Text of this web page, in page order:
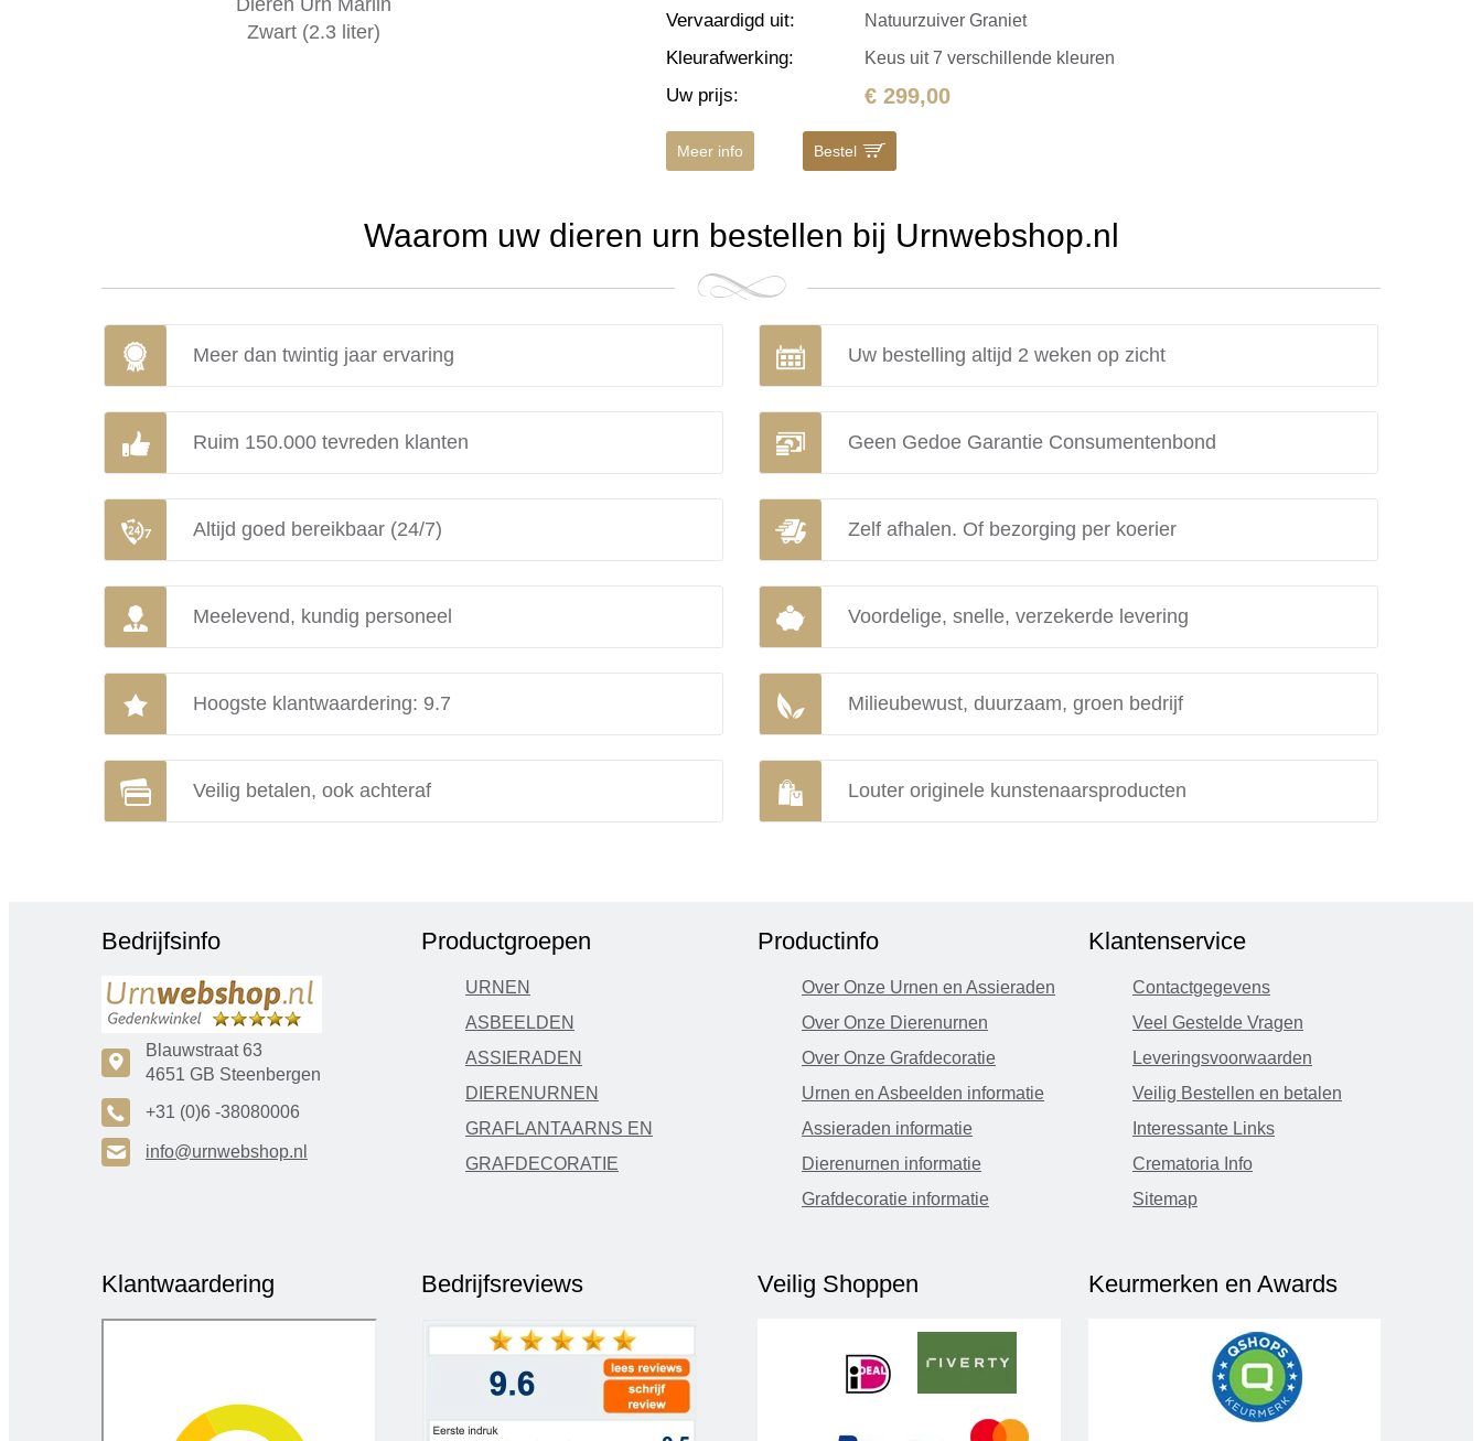
Vervaardigd uit: Natuurzuiver Graniet
Kleurafwerking: Keus uit 7 verschillende kleuren
Uw prijs: € 299,00
Meer info Bestel
Waarom uw dieren urn bestellen bij Urnwebshop.nl
Meer dan twintig jaar ervaring Uw bestelling altijd 2 weken op zicht
Ruim 150.000 tevreden klanten Geen Gedoe Garantie Consumentenbond
Altijd goed bereikbaar (24/7) Zelf afhalen. Of bezorging per koerier
Meelevend, kundig personeel Voordelige, snelle, verzekerde levering
Hoogste klantwaardering: 9.7 Milieubewust, duurzaam, groen bedrijf
Veilig betalen, ook achteraf Louter originele kunstenaarsproducten
Bedrijfsinfo
c
Blauwstraat 63
4651 GB Steenbergen
A +31 (0)6 -38080006
H info@urnwebshop.nl
Productgroepen
URNEN
ASBEELDEN
ASSIERADEN
DIERENURNEN
GRAFLANTAARNS EN
GRAFDECORATIE
Productinfo
Over Onze Urnen en Assieraden
Over Onze Dierenurnen
Over Onze Grafdecoratie
Urnen en Asbeelden informatie
Assieraden informatie
Dierenurnen informatie
Grafdecoratie informatie
Klantenservice
Contactgegevens
Veel Gestelde Vragen
Leveringsvoorwaarden
Veilig Bestellen en betalen
Interessante Links
Crematoria Info
Sitemap
Klantwaardering Bedrijfsreviews Veilig Shoppen Keurmerken en Awards